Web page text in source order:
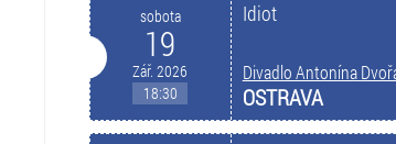
sobota
19
Zář. 2026
18:30
Idiot
Divadlo Antonína
OSTRAVA